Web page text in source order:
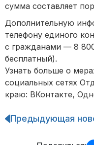
сумма составляет
Дополнительную
телефону единого
с гражданами — 8
бесплатный).
Узнать больше о
социальных сетях
краю: ВКонтакте,
Навигация
Предыдующая